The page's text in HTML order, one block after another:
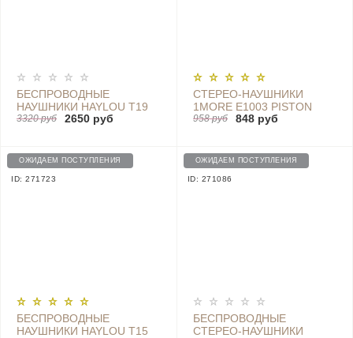
БЕСПРОВОДНЫЕ
НАУШНИКИ HAYLOU T19
TRUE WIRELESS
3320 руб 2650 руб
СТЕРЕО-НАУШНИКИ
1MORE E1003 PISTON
CLASSIC IN-EAR
958 руб 848 руб
ОЖИДАЕМ ПОСТУПЛЕНИЯ
ID: 271723
БЕСПРОВОДНЫЕ
НАУШНИКИ HAYLOU T15
ОЖИДАЕМ ПОСТУПЛЕНИЯ
ID: 271086
БЕСПРОВОДНЫЕ
CТЕРЕО-НАУШНИКИ